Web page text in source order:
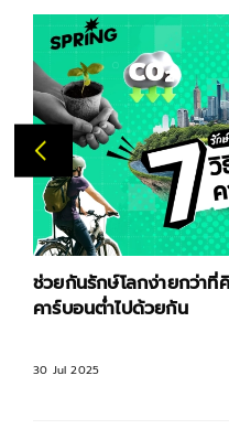
ช่วยกันรักษ์โลกง่ายกว่าที่
คาร์บอนต่ำไปด้วยกัน
30 Jul 2025